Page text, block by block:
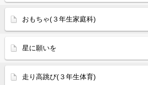
おもちゃ(３年生家庭科)
星に願いを
走り高跳び(３年生体育)